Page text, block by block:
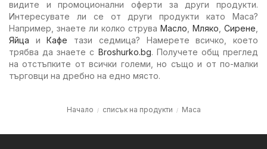
видите и промоционални оферти за други продукти.
Интересувате ли се от други продукти като Маса?
Например, знаете ли колко струва Масло Мляко Сирене
Яйца иКафе тази седмица? Намерете всичко, което
трябва да знаете с Broshurko.bg. Получете общ преглед
на отстъпките от всички големи, но също и от по-малки
търговци на дребно на едно място.
Начало списък на продукти Маса